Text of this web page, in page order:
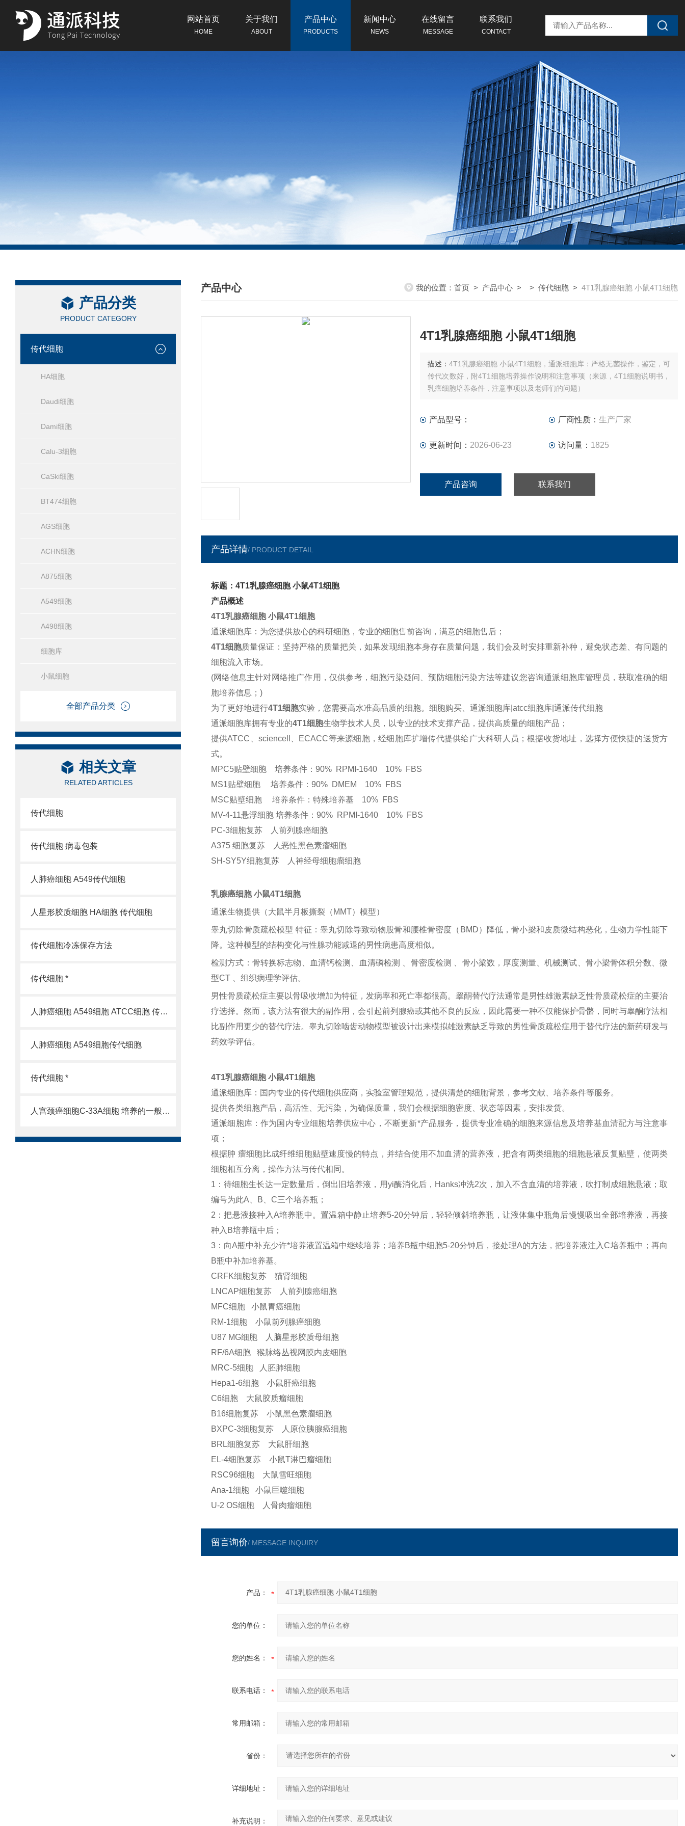
网站首页
HOME
关于我们
ABOUT
产品中心
PRODUCTS
新闻中心
NEWS
在线留言
MESSAGE
联系我们
CONTACT
产品分类
PRODUCT CATEGORY
传代细胞
HA细胞
Daudi细胞
Dami细胞
Calu-3细胞
CaSki细胞
BT474细胞
AGS细胞
ACHN细胞
A875细胞
A549细胞
A498细胞
细胞库
小鼠细胞
全部产品分类
相关文章
RELATED ARTICLES
传代细胞
传代细胞 病毒包装
人肺癌细胞 A549传代细胞
人星形胶质细胞 HA细胞 传代细胞
传代细胞冷冻保存方法
传代细胞 *
人肺癌细胞 A549细胞 ATCC细胞 传代细胞
人肺癌细胞 A549细胞传代细胞
传代细胞 *
人宫颈癌细胞C-33A细胞 培养的一般过程
产品中心
/ PRODUCTS CENTER
我的位置： 首页 > 产品中心 > > 传代细胞 > 4T1乳腺癌细胞 小鼠4T1细胞
4T1乳腺癌细胞 小鼠4T1细胞
描述： 4T1乳腺癌细胞 小鼠4T1细胞，通派细胞库：严格无菌操作，鉴定，可
传代次数好，附4T1细胞培养操作说明和注意事项（来源，4T1细胞说明书，
乳癌细胞培养条件，注意事项以及老师们的问题）
产品型号： 厂商性质： 生产厂家
更新时间： 2026-06-23 访问量： 1825
产品咨询 联系我们
产品详情/ PRODUCT DETAIL
标题：4T1乳腺癌细胞 小鼠4T1细胞
产品概述
4T1乳腺癌细胞 小鼠4T1细胞
通派细胞库：为您提供放心的科研细胞，专业的细胞售前咨询，满意的细胞售后；
4T1细胞质量保证：坚持严格的质量把关，如果发现细胞本身存在质量问题，我们会及时安排重新补种，避免状态差、有问题的
细胞流入市场。
(网络信息主针对网络推广作用，仅供参考，细胞污染疑问、预防细胞污染方法等建议您咨询通派细胞库管理员，获取准确的细
胞培养信息；)
为了更好地进行4T1细胞实验，您需要高水准高品质的细胞。细胞购买、通派细胞库|atcc细胞库|通派传代细胞
通派细胞库拥有专业的4T1细胞生物学技术人员，以专业的技术支撑产品，提供高质量的细胞产品；
提供ATCC、sciencell、ECACC等来源细胞，经细胞库扩增传代提供给广大科研人员；根据收货地址，选择方便快捷的送货方
式。
MPC5贴壁细胞 培养条件：90% RPMI-1640 10% FBS
MS1贴壁细胞 培养条件：90% DMEM 10% FBS
MSC贴壁细胞 培养条件：特殊培养基 10% FBS
MV-4-11悬浮细胞 培养条件：90% RPMI-1640 10% FBS
PC-3细胞复苏 人前列腺癌细胞
A375 细胞复苏 人恶性黑色素瘤细胞
SH-SY5Y细胞复苏 人神经母细胞瘤细胞
乳腺癌细胞 小鼠4T1细胞
通派生物提供（大鼠半月板撕裂（ MMT）模型）
睾丸切除骨质疏松模型 特征：睾丸切除导致动物股骨和腰椎骨密度（BMD）降低，骨小梁和皮质微结构恶化，生物力学性能下
降。这种模型的结构变化与性腺功能减退的男性病患高度相似。
检测方式：骨转换标志物、血清钙检测、血清磷检测
、骨密度检测 、骨小梁数，厚度测量、机械测试、骨小梁骨体积分数、微
型CT 、组织病理学评估。
男性骨质疏松症主要以骨吸收增加为特征，发病率和死亡率都很高。睾酮替代疗法通常是男性雄激素缺乏性骨质疏松症的主要治
疗选择。然而，该方法有很大的副作用，会引起前列腺癌或其他不良的反应，因此需要一种不仅能保护骨骼，同时与睾酮疗法相
比副作用更少的替代疗法。睾丸切除啮齿动物模型被设计出来模拟雄激素缺乏导致的男性骨质疏松症用于替代疗法的新药研发与
药效学评估。
4T1乳腺癌细胞 小鼠4T1细胞
通派细胞库：国内专业的传代细胞供应商，实验室管理规范，提供清楚的细胞背景，参考文献、培养条件等服务。
提供各类细胞产品，高活性、无污染，为确保质量，我们会根据细胞密度、状态等因素，安排发货。
通派细胞库：作为国内专业细胞培养供应中心，不断更新*产品服务，提供专业准确的细胞来源信息及培养基血清配方与注意事
项；
根据肿 瘤细胞比成纤维细胞贴壁速度慢的特点，并结合使用不加血清的营养液，把含有两类细胞的细胞悬液反复贴壁，使两类
细胞相互分离，操作方法与传代相同。
1：待细胞生长达一定数量后，倒出旧培养液，用yi酶消化后，Hanks冲洗2次，加入不含血清的培养液，吹打制成细胞悬液；取
编号为此A、B、C三个培养瓶；
2：把悬液接种入A培养瓶中。置温箱中静止培养5-20分钟后，轻轻倾斜培养瓶，让液体集中瓶角后慢慢吸出全部培养液，再接
种入B培养瓶中后；
3：向A瓶中补充少许*培养液置温箱中继续培养；培养B瓶中细胞5-20分钟后，接处理A的方法，把培养液注入C培养瓶中；再向
B瓶中补加培养基。
CRFK细胞复苏 猫肾细胞
LNCAP细胞复苏 人前列腺癌细胞
MFC细胞 小鼠胃癌细胞
RM-1细胞 小鼠前列腺癌细胞
U87 MG细胞 人脑星形胶质母细胞
RF/6A细胞 猴脉络丛视网膜内皮细胞
MRC-5细胞 人胚肺细胞
Hepa1-6细胞 小鼠肝癌细胞
C6细胞 大鼠胶质瘤细胞
B16细胞复苏 小鼠黑色素瘤细胞
BXPC-3细胞复苏 人原位胰腺癌细胞
BRL细胞复苏 大鼠肝细胞
EL-4细胞复苏 小鼠T淋巴瘤细胞
RSC96细胞 大鼠雪旺细胞
Ana-1细胞 小鼠巨噬细胞
U-2 OS细胞 人骨肉瘤细胞
留言询价/ MESSAGE INQUIRY
产品：
您的单位：
您的姓名：
联系电话：
常用邮箱：
省份：
详细地址：
补充说明：